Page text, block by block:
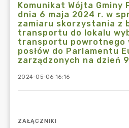
Komunikat Wójta Gminy
dnia 6 maja 2024 r. w
zamiaru skorzystania z
transportu do lokalu
transportu powrotnego
posłów do Parlamentu
zarządzonych na dzień
2024-05-06 16:16
ZAŁĄCZNIKI